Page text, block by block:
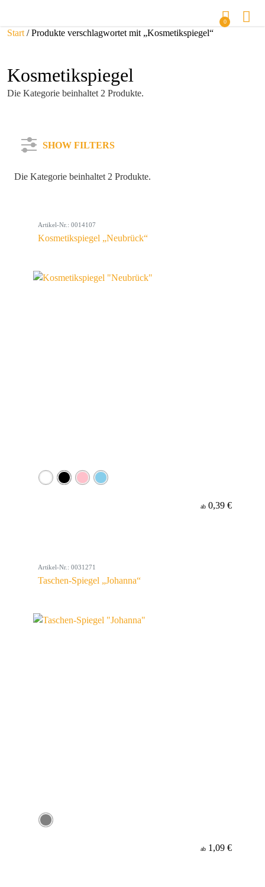
0
Start / Produkte verschlagwortet mit „Kosmetikspiegel“
Kosmetikspiegel
Die Kategorie beinhaltet 2 Produkte.
SHOW FILTERS
Farbe
Die Kategorie beinhaltet 2 Produkte.
Artikel-Nr.: 0014107
Kosmetikspiegel „Neubrück“
ab 0,39 €
Artikel-Nr.: 0031271
Taschen-Spiegel „Johanna“
ab 1,09 €